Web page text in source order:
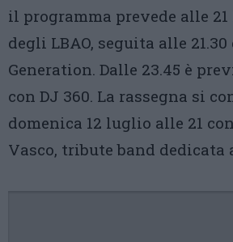
il programma prevede alle 21
degli LBAO, seguita alle
Generation. Dalle 23.45 è
con DJ 360. La rassegna si
domenica 12 luglio alle 21
Vasco, tribute band dedicata